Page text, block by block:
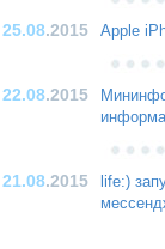
25.08.2015 Apple
22.08.2015
21.08.2015
life:)